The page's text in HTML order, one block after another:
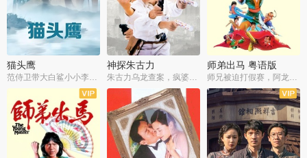
猫头鹰
范侍卫带大白鲨小小李破案寻妃
神探朱古力
朱古力乌龙查案，疯婆子神助攻
师弟出马 粤语版
师兄被迫打假赛，阿龙追查斗黑帮